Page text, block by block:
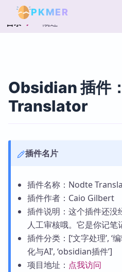
PKMER
目录 概述
Obsidian 插件
Translator
插件名片
插件名称：Nodte
插件作者：Caio Gilbert
插件说明：这个插件还
人工审核哦。它是你记笔
插件分类：[‘文字处理’, ‘
化与AI’, ‘obsidian插件’]
项目地址： 点我访问